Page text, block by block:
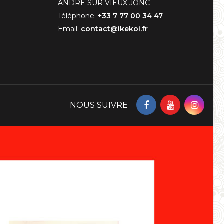
ANDRE SUR VIEUX JONC
Téléphone: +33 7 77 00 34 47
Email: contact@ikekoi.fr
NOUS SUIVRE